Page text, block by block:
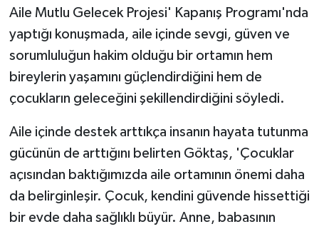
Aile Mutlu Gelecek Projesi' Kapanış Programı'nda
yaptığı konuşmada, aile içinde sevgi, güven ve
sorumluluğun hakim olduğu bir ortamın hem
bireylerin yaşamını güçlendirdiğini hem de
çocukların geleceğini şekillendirdiğini söyledi.
Aile içinde destek arttıkça insanın hayata tutunma
gücünün de arttığını belirten Göktaş, 'Çocuklar
açısından baktığımızda aile ortamının önemi daha
da belirginleşir. Çocuk, kendini güvende hissettiği
bir evde daha sağlıklı büyür. Anne, babasının